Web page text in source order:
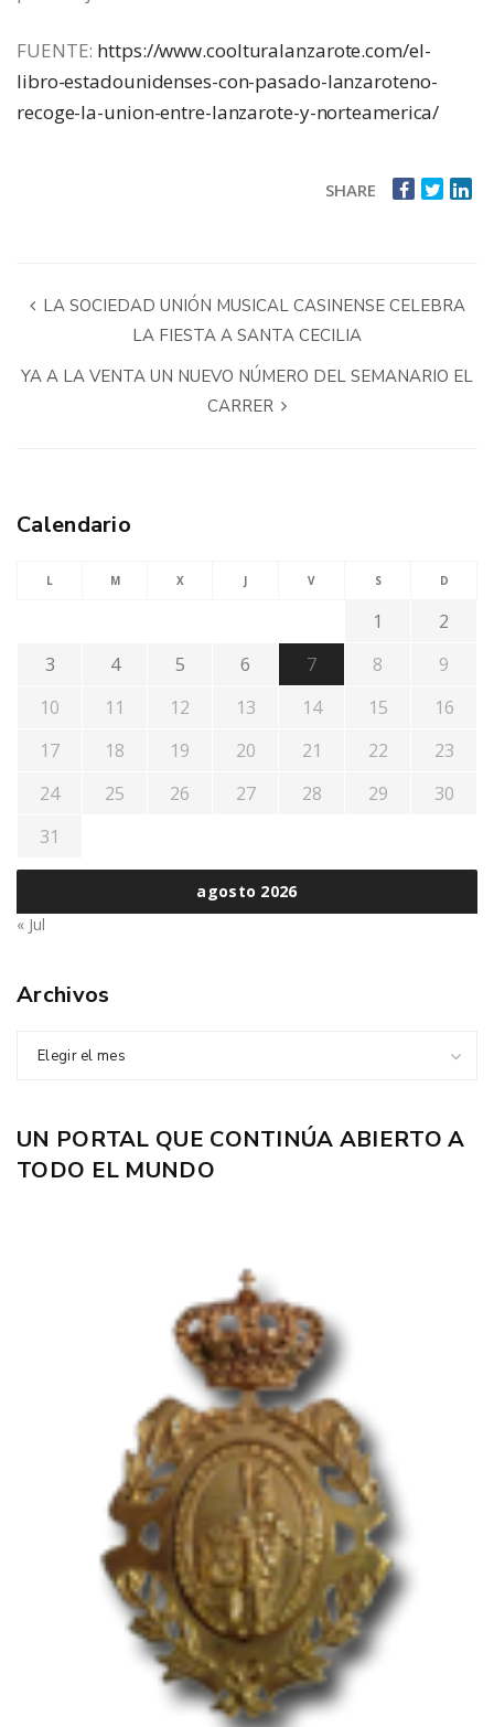
FUENTE: https://www.coolturalanzarote.com/el-
libro-estadounidenses-con-pasado-lanzaroteno-
recoge-la-union-entre-lanzarote-y-norteamerica/
SHARE
LA SOCIEDAD UNIÓN MUSICAL CASINENSE CELEBRA
LA FIESTA A SANTA CECILIA
YA A LA VENTA UN NUEVO NÚMERO DEL SEMANARIO EL
CARRER
Calendario
agosto 2026
L M X J V S D
1
2
3
4 5 6 7 8
9
10
11 12 13 14 15
16
17
18 19 20 21 22
23
24
25 26 27 28 29
30
31
« Jul
Archivos
Elegir el mes
UN PORTAL QUE CONTINÚA ABIERTO A
TODO EL MUNDO